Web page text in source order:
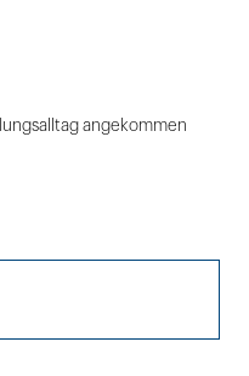
angekommen